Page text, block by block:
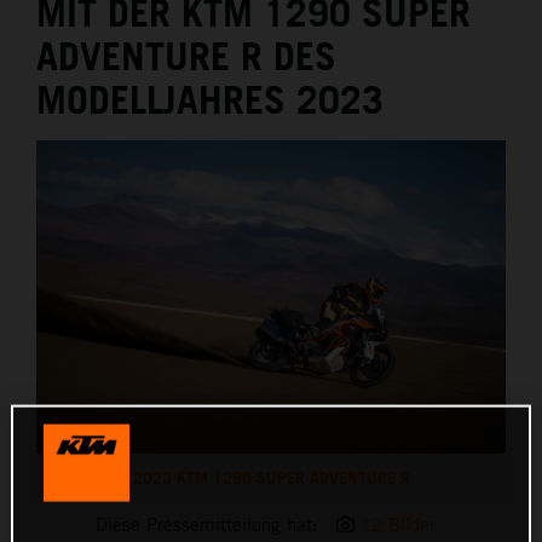
MIT DER KTM 1290 SUPER
ADVENTURE R DES
MODELLJAHRES 2023